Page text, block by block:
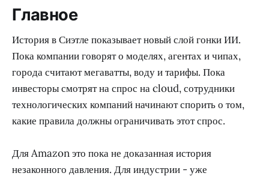
Главное
История в Сиэтле показывает новый слой гонки ИИ.
Пока компании говорят о моделях, агентах и чипах,
города считают мегаватты, воду и тарифы. Пока
инвесторы смотрят на спрос на cloud, сотрудники
технологических компаний начинают спорить о том,
какие правила должны ограничивать этот спрос.
Для Amazon это пока не доказанная история
незаконного давления. Для индустрии - уже